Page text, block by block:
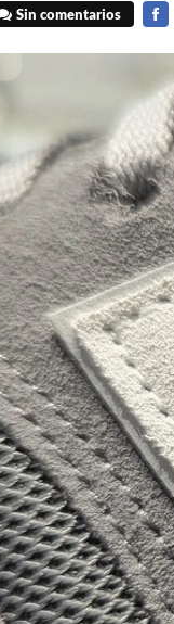
Sin comentarios